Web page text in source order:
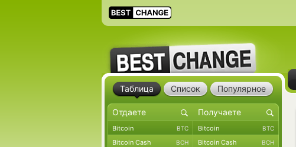
Таблица Список Популярное
Bitcoin BTC Bitcoin BTC
Bitcoin Cash BCH Bitcoin Cash BCH